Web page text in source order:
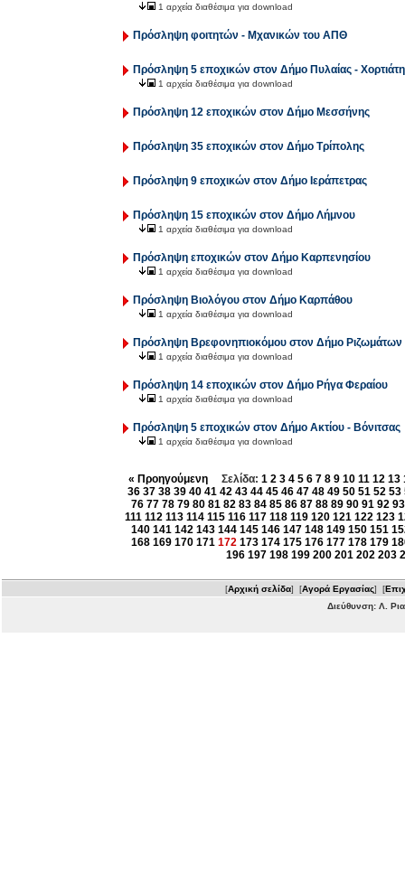
1 αρχεία διαθέσιμα για download
Πρόσληψη φοιτητών - Μχανικών του ΑΠΘ
Πρόσληψη 5 εποχικών στον Δήμο Πυλαίας - Χορτιάτη
1 αρχεία διαθέσιμα για download
Πρόσληψη 12 εποχικών στον Δήμο Μεσσήνης
Πρόσληψη 35 εποχικών στον Δήμο Τρίπολης
Πρόσληψη 9 εποχικών στον Δήμο Ιεράπετρας
Πρόσληψη 15 εποχικών στον Δήμο Λήμνου
1 αρχεία διαθέσιμα για download
Πρόσληψη εποχικών στον Δήμο Καρπενησίου
1 αρχεία διαθέσιμα για download
Πρόσληψη Βιολόγου στον Δήμο Καρπάθου
1 αρχεία διαθέσιμα για download
Πρόσληψη Βρεφονηπιοκόμου στον Δήμο Ριζωμάτων
1 αρχεία διαθέσιμα για download
Πρόσληψη 14 εποχικών στον Δήμο Ρήγα Φεραίου
1 αρχεία διαθέσιμα για download
Πρόσληψη 5 εποχικών στον Δήμο Ακτίου - Βόνιτσας
1 αρχεία διαθέσιμα για download
« ΠροηγούμενηΣελίδα: 1 2 3 4 5 6 7 8 9 10 11 12 13
36 37 38 39 40 41 42 43 44 45 46 47 48 49 50 51 52 53
76 77 78 79 80 81 82 83 84 85 86 87 88 89 90 91 92 93
111 112 113 114 115 116 117 118 119 120 121 122 123
140 141 142 143 144 145 146 147 148 149 150 151
168 169 170 171 172 173 174 175 176 177 178 179
196 197 198 199 200 201 202 203
[Αρχική σελίδα] [Αγορά Εργασίας] [
Διεύθυνση: Λ.